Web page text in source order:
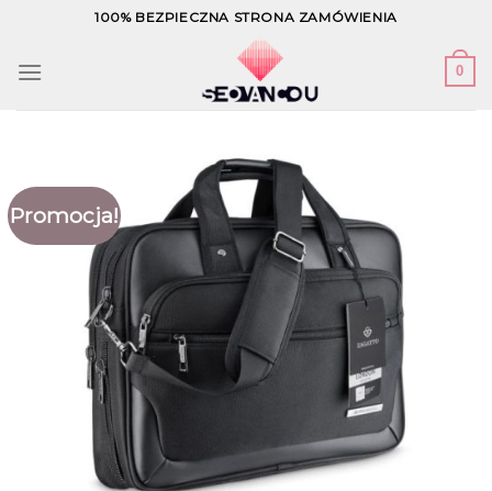
content
100% BEZPIECZNA STRONA ZAMÓWIENIA
0
Promocja!